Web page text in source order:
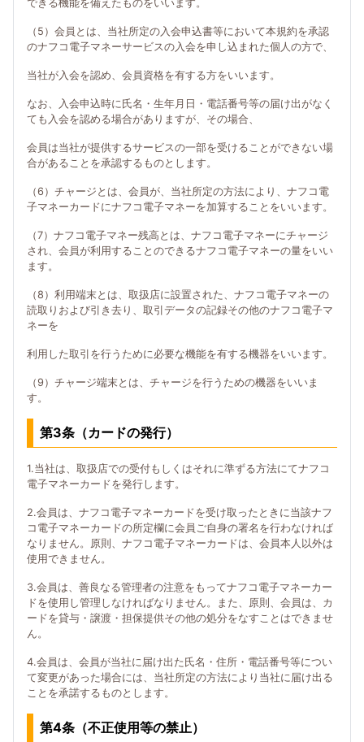
できる機能を備えたものをいいます。
（5）会員とは、当社所定の入会申込書等において本規約を承認
のナフコ電子マネーサービスの入会を申し込まれた個人の方で、
当社が入会を認め、会員資格を有する方をいいます。
なお、入会申込時に氏名・生年月日・電話番号等の届け出がなく
ても入会を認める場合がありますが、その場合、
会員は当社が提供するサービスの一部を受けることができない場
合があることを承認するものとします。
（6）チャージとは、会員が、当社所定の方法により、ナフコ電
子マネーカードにナフコ電子マネーを加算することをいいます。
（7）ナフコ電子マネー残高とは、ナフコ電子マネーにチャージ
され、会員が利用することのできるナフコ電子マネーの量をいい
ます。
（8）利用端末とは、取扱店に設置された、ナフコ電子マネーの
読取りおよび引き去り、取引データの記録その他のナフコ電子マ
ネーを
利用した取引を行うために必要な機能を有する機器をいいます。
（9）チャージ端末とは、チャージを行うための機器をいいま
す。
第3条（カードの発行）
1.当社は、取扱店での受付もしくはそれに準ずる方法にてナフコ
電子マネーカードを発行します。
2.会員は、ナフコ電子マネーカードを受け取ったときに当該ナフ
コ電子マネーカードの所定欄に会員ご自身の署名を行わなければ
なりません。原則、ナフコ電子マネーカードは、会員本人以外は
使用できません。
3.会員は、善良なる管理者の注意をもってナフコ電子マネーカー
ドを使用し管理しなければなりません。また、原則、会員は、カ
ードを貸与・譲渡・担保提供その他の処分をなすことはできませ
ん。
4.会員は、会員が当社に届け出た氏名・住所・電話番号等につい
て変更があった場合には、当社所定の方法により当社に届け出る
ことを承諾するものとします。
第4条（不正使用等の禁止）